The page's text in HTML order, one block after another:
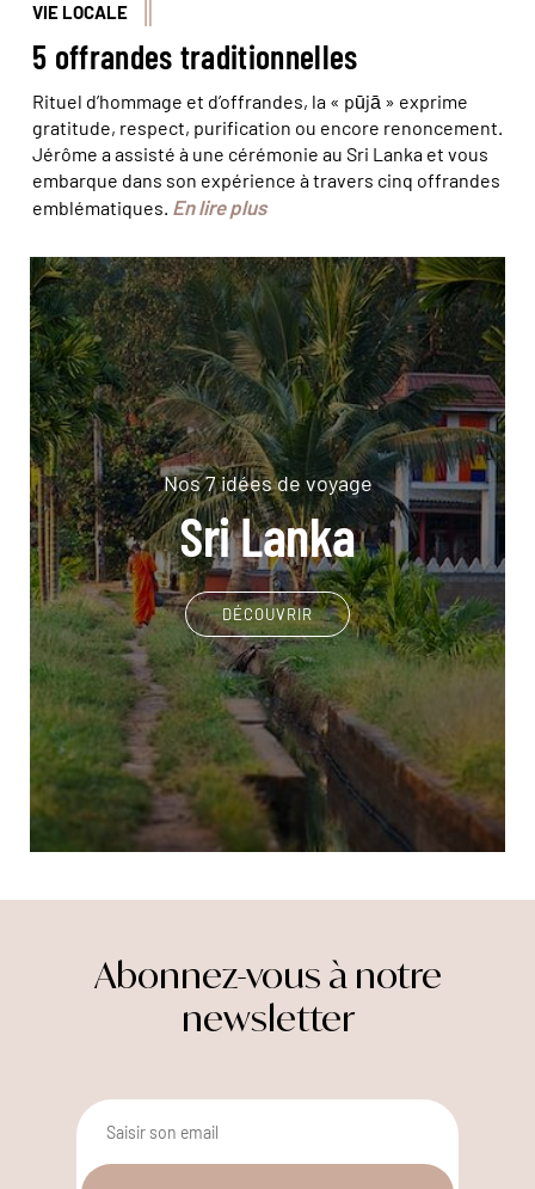
VIE LOCALE
5 offrandes traditionnelles
Rituel d’hommage et d’offrandes, la « pūjā » exprime
gratitude, respect, purification ou encore renoncement.
Jérôme a assisté à une cérémonie au Sri Lanka et vous
embarque dans son expérience à travers cinq offrandes
emblématiques. En lire plus
Nos 7 idées de voyage
Sri Lanka
DÉCOUVRIR
Abonnez-vous à notre
newsletter